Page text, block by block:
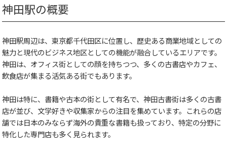
神田駅の概要
神田駅周辺は、東京都千代田区に位置し、歴史ある商業地域としての
魅力と現代のビジネス地区としての機能が融合しているエリアです。
神田は、オフィス街としての顔を持ちつつ、多くの古書店やカフェ、
飲食店が集まる活気ある街でもあります。
神田は特に、書籍や古本の街として有名で、神田古書街は多くの古書
店が並び、文学好きや収集家からの注目を集めています。これらの店
舗では日本のみならず海外の貴重な書籍も扱っており、特定の分野に
特化した専門店も多く見られます。